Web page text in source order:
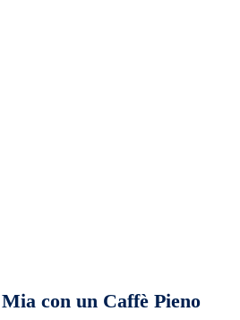
con un Caffè Pieno